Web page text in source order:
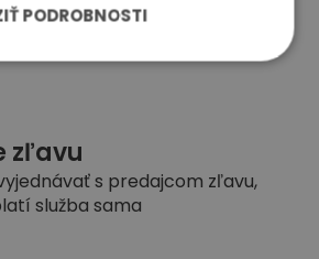
našou prácou spokojní,
zľavu
s predajcom zľavu,
služba sama
PODROBNOSTI